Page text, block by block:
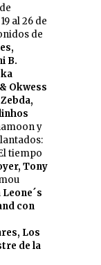
al 26 de
de
B.
Okwess
y
tiempo
Tony
con
Los
de la